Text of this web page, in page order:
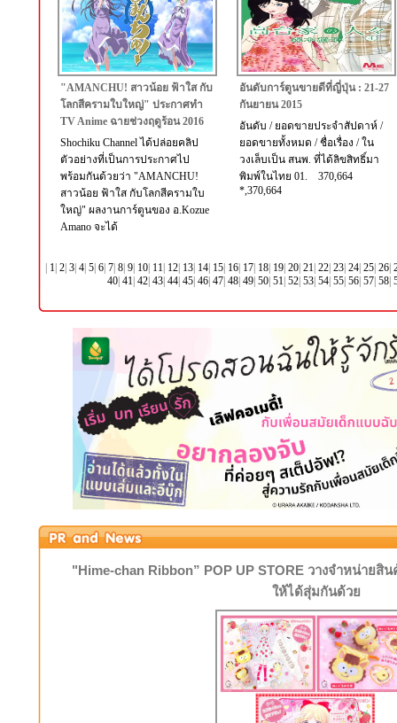
"AMANCHU! สาวน้อย ฟ้าใส กับ
โลกสีครามใบใหญ่" ประกาศทำ
TV Anime ฉายช่วงฤดูร้อน 2016
Shochiku Channel ได้ปล่อยคลิป
ตัวอย่างที่เป็นการประกาศไป
พร้อมกันด้วยว่า "AMANCHU!
สาวน้อย ฟ้าใส กับโลกสีครามใบ
ใหญ่" ผลงานการ์ตูนของ อ.Kozue
Amano จะได้
อันดับการ์ตูนขายดีที่ญี่ปุ่น : 21-27
กันยายน 2015
อันดับ / ยอดขายประจำสัปดาห์ /
ยอดขายทั้งหมด / ชื่อเรื่อง / ใน
วงเล็บเป็น สนพ. ที่ได้ลิขสิทธิ์มา
พิมพ์ในไทย 01. 370,664
*,370,664
| 1 | 2| 3| 4| 5| 6| 7| 8| 9| 10| 11 | 12| 13| 14| 15| 16| 17| 18| 19| 20| 21 | 22| 23| 24| 25| 26|
40| 41 | 42| 43| 44| 45| 46| 47| 48| 49| 50| 51 | 52| 53| 54| 55| 56| 57| 58|
"Hime-chan Ribbon” POP UP STORE วางจำหน่ายสิ
ให้ได้สุ่มกันด้วย